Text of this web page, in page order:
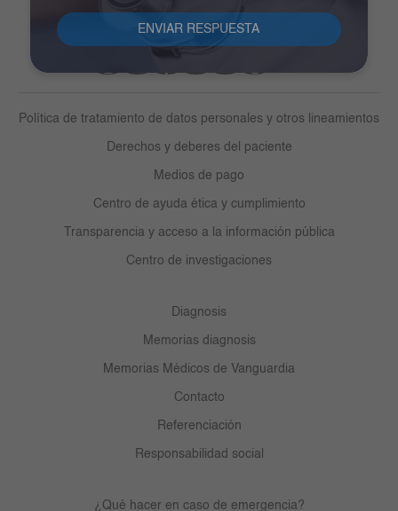
notificacionesclc@clinicadelcountry.com
Política de tratamiento de datos personales y otros lineamientos
Derechos y deberes del paciente
Medios de pago
Centro de ayuda ética y cumplimiento
Transparencia y acceso a la información pública
Centro de investigaciones
Diagnosis
Memorias diagnosis
Memorias Médicos de Vanguardia
Contacto
Referenciación
Responsabilidad social
¿Qué hacer en caso de emergencia?